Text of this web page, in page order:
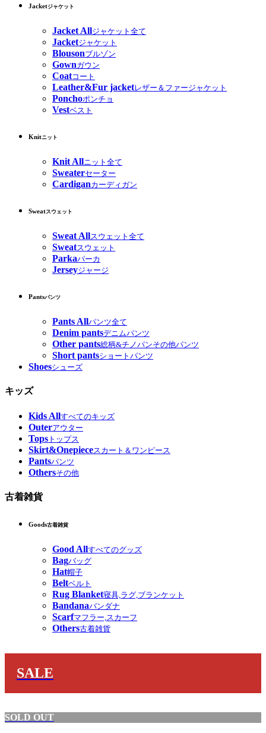
Jacketジャケット
Jacket Allジャケット全て
Jacketジャケット
Blousonブルゾン
Gownガウン
Coatコート
Leather&Fur jacketレザー＆ファージャケット
Ponchoポンチョ
Vestベスト
Knitニット
Knit Allニット全て
Sweaterセーター
Cardiganカーディガン
Sweatスウェット
Sweat Allスウェット全て
Sweatスウェット
Parkaパーカ
Jerseyジャージ
Pantsパンツ
Pants Allパンツ全て
Denim pantsデニムパンツ
Other pants総柄&チノパンその他パンツ
Short pantsショートパンツ
Shoesシューズ
キッズ
Kids Allすべてのキッズ
Outerアウター
Tops トップス
Skirt&Onepieceスカート＆ワンピース
Pantsパンツ
Othersその他
古着雑貨
Goods古着雑貨
Good Allすべてのグッズ
Bagバッグ
Hat帽子
Beltベルト
Rug Blanket寝具,ラグ,ブランケット
Bandanaバンダナ
Scarfマフラー,スカーフ
Others古着雑貨
SALE
SOLD OUT